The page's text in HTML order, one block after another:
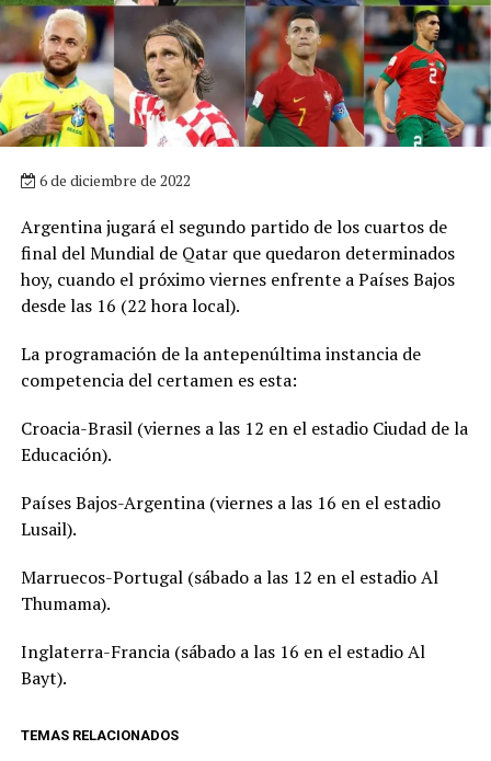
6 de diciembre de 2022
Argentina jugará el segundo partido de los cuartos de
final del Mundial de Qatar que quedaron determinados
hoy, cuando el próximo viernes enfrente a Países Bajos
desde las 16 (22 hora local).
La programación de la antepenúltima instancia de
competencia del certamen es esta:
Croacia-Brasil (viernes a las 12 en el estadio Ciudad de la
Educación).
Países Bajos-Argentina (viernes a las 16 en el estadio
Lusail).
Marruecos-Portugal (sábado a las 12 en el estadio Al
Thumama).
Inglaterra-Francia (sábado a las 16 en el estadio Al
Bayt).
TEMAS RELACIONADOS